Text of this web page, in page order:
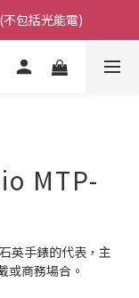
港/澳門）
包括光能電)
港/澳門）
MTP-
英手錶的代表，主
或商務場合。